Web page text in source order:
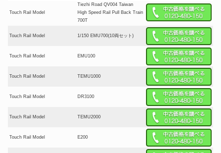
Touch Rail Model
Tiezhi Road QV004 Taiwan
High Speed Rail Pull Back Train
700T
Touch Rail Model 1/150 EMU700(10両セット)
Touch Rail Model EMU100
Touch Rail Model TEMU1000
Touch Rail Model DR3100
Touch Rail Model TEMU2000
Touch Rail Model E200